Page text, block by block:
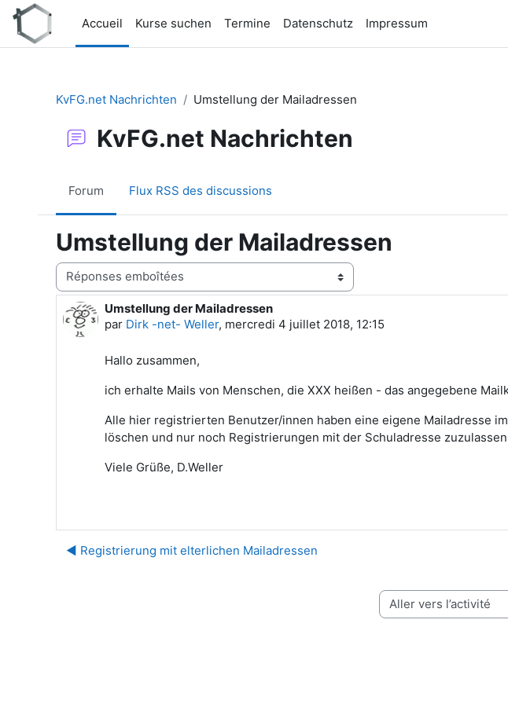
Passer au contenu principal
Accueil
Kurse suchen Termine Datenschutz Impressum
KvFG.net Nachrichten
Umstellung der Mailadressen
KvFG.net Nachrichten
Forum Flux RSS des discussions
Umstellung der Mailadressen
Type d’affichage
Umstellung der Mailadressen
par Dirk -net- Weller, mercredi 4 juillet 2018, 12:15
Nombre de réponses : 0
Hallo zusammen,
ich erhalte Mails von Menschen, die XXX heißen - das angegebene
Alle hier registrierten Benutzer/innen haben eine eigene Mailadresse
löschen und nur noch Registrierungen mit der Schuladresse
Viele Grüße, D.Weller
◀︎ Registrierung mit elterlichen Mailadressen
Aller vers l’activité